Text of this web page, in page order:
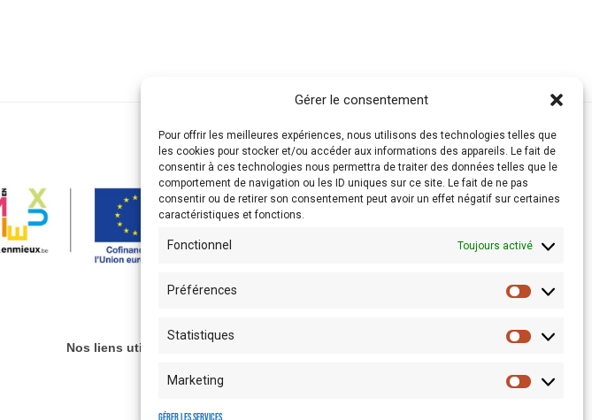
Gérer le consentement
Pour offrir les meilleures expériences, nous utilisons des technologies telles que
les cookies pour stocker et/ou accéder aux informations des appareils. Le fait de
consentir à ces technologies nous permettra de traiter des données telles que le
comportement de navigation ou les ID uniques sur ce site. Le fait de ne pas
consentir ou de retirer son consentement peut avoir un effet négatif sur certaines
caractéristiques et fonctions.
Fonctionnel Toujours activé
Préférences
Statistiques
Marketing
Nos liens utiles